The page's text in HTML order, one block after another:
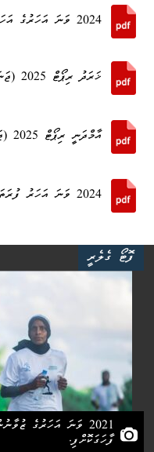
2024 ވަނަ އަހަރުގެ އަހަރީ ރިޕޯރޓް
ޚަރަދު ރިޕޯޓް 2025 (ޖަނަވަރީ މަހުގެ ޚަރަދު ރިޕޯޓް ޢާންމު ކުރުން)
އާމްދަނީ ރިޕޯޓް 2025 (ޖަނަވަރީ މަހުގެ އާމްދަނީ ރިޕޯޓް ޢާންމު ކުރުން)
2024 ވަނަ އަހަރު ފުރަތަމަ ހަމަސް ދުވަހުގެ ރިޕޯރޓް
ފޮޓޯ ގެލެރީ
2021 ވަނަ އަހަރުގެ
ފާހަގަކޮށްފި.